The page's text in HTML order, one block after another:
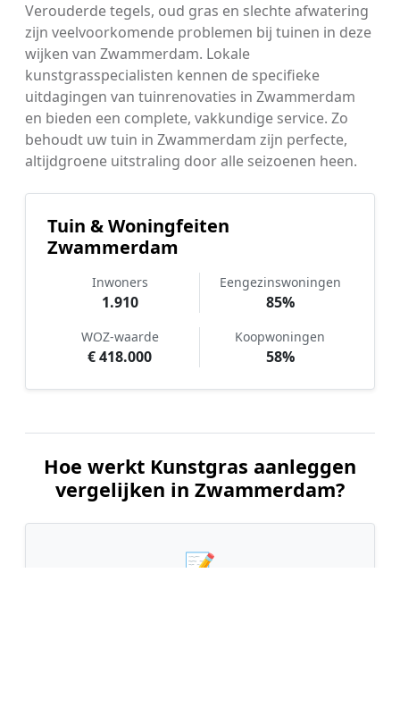
Verouderde tegels, oud gras en slechte afwatering
zijn veelvoorkomende problemen bij tuinen in deze
wijken van Zwammerdam. Lokale
kunstgrasspecialisten kennen de specifieke
uitdagingen van tuinrenovaties in Zwammerdam
en bieden een complete, vakkundige service. Zo
behoudt uw tuin in Zwammerdam zijn perfecte,
altijdgroene uitstraling door alle seizoenen heen.
Tuin & Woningfeiten
Zwammerdam
Inwoners
1.910
Eengezinswoningen
85%
WOZ-waarde
€ 418.000
Koopwoningen
58%
Hoe werkt Kunstgras aanleggen
vergelijken in Zwammerdam?
📝